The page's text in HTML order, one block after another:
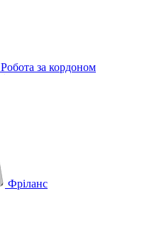
Робота за кордоном
Фріланс